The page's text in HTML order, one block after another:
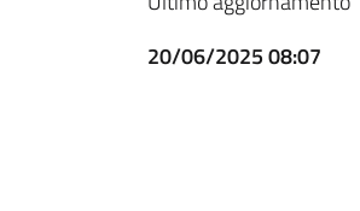
20/06/2025 08:07